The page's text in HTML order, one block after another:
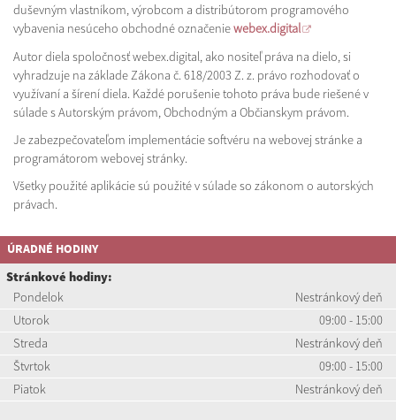
duševným vlastníkom, výrobcom a distribútorom programového
vybavenia nesúceho obchodné označeniewebex.digital
Autor diela spoločnosť webex.digital, ako nositeľ práva na dielo, si
vyhradzuje na základe Zákona č. 618/2003 Z. z. právo rozhodovať o
využívaní a šírení diela. Každé porušenie tohoto práva bude riešené v
súlade s Autorským právom, Obchodným a Občianskym právom.
Je zabezpečovateľom implementácie softvéru na webovej stránke a
programátorom webovej stránky.
Všetky použité aplikácie sú použité v súlade so zákonom o autorských
právach.
ÚRADNÉ HODINY
Stránkové hodiny:
Pondelok
Nestránkový deň
Utorok
09:00 - 15:00
Streda
Nestránkový deň
Štvrtok
09:00 - 15:00
Piatok
Nestránkový deň